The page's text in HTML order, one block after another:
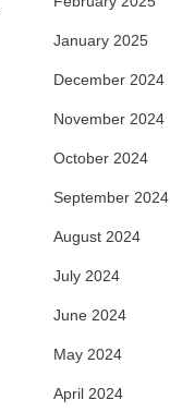
January 2025
December 2024
November 2024
October 2024
September 2024
August 2024
July 2024
June 2024
May 2024
April 2024